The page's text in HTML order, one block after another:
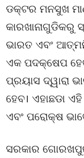
ଡକ୍ଟର ମନସୁଖ
କାରଖାନାଗୁଡିକରୁ
ଭାରତ ଏବଂ
ଏକ ପଦକ୍ଷେପ
ପ୍ରୟାସ ଦ୍ୱାରା
ହେବ। ଏହାଛଡା
ଏବଂ ପରୋକ୍ଷ
ସରକାର